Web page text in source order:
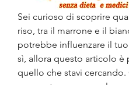
Sei curioso di scoprire
riso, tra il marrone e il
potrebbe influenzare il tuo
sì, allora questo articolo è
quello che stavi cercando.